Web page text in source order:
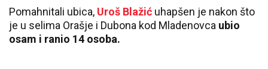
Pomahnitali ubica, Uroš Blažić uhapšen je nakon što
je u selima Orašje i Dubona kod Mladenovca ubio
osam i ranio 14 osoba.